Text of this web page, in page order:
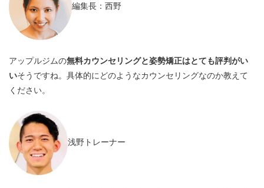
編集長：西野
アップルジムの無料カウンセリングと姿勢矯正はとても評判がい
いそうですね。具体的にどのようなカウンセリングなのか教えて
ください。
浅野トレーナー